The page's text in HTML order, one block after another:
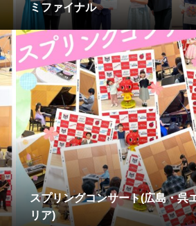
ミファイナル
スプリングコンサート(広島・呉
リア)